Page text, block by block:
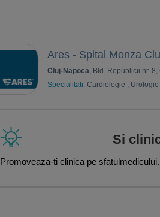
Ares - Spital Monza
Cluj-Napoca, Bld. Republicii nr. 8,
Specialitati: Cardiologie , Urologie
Si
Promoveaza-ti clinica pe